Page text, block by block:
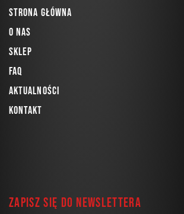
Strona główna
O nas
Sklep
FAQ
Aktualności
Kontakt
Zapisz się do newslettera